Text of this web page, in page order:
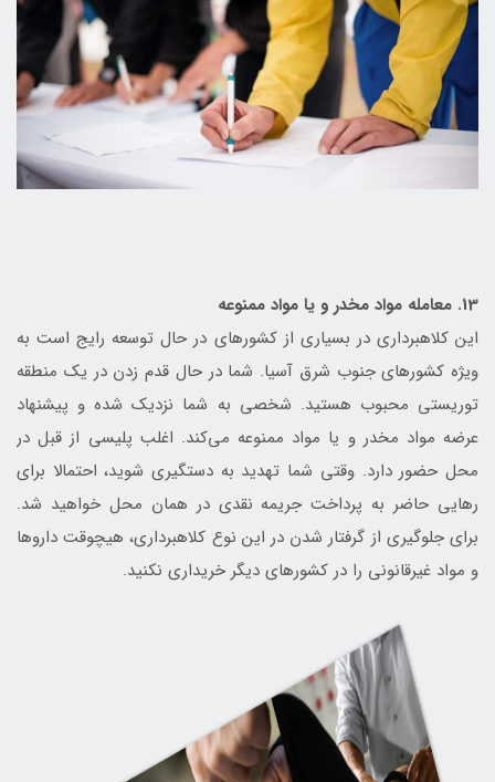
13. معامله مواد مخدر و یا مواد ممنوعه
این کلاهبرداری در بسیاری از کشورهای در حال توسعه رایج است به
ویژه کشورهای جنوب شرق آسیا. شما در حال قدم زدن در یک منطقه
توریستی محبوب هستید. شخصی به شما نزدیک شده و پیشنهاد
عرضه مواد مخدر و یا مواد ممنوعه می‌کند. اغلب پلیسی از قبل در
محل حضور دارد. وقتی شما تهدید به دستگیری شوید، احتمالا برای
رهایی حاضر به پرداخت جریمه نقدی در همان محل خواهید شد.
برای جلوگیری از گرفتار شدن در این نوع کلاهبرداری، هیچوقت داروها
و مواد غیرقانونی را در کشورهای دیگر خریداری نکنید.